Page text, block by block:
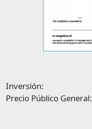
Inversión:
Precio Público General: